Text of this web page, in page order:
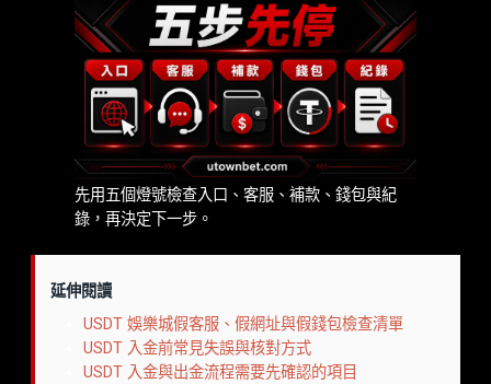
先用五個燈號檢查入口、客服、補款、錢包與紀
錄，再決定下一步。
延伸閱讀
USDT 娛樂城假客服、假網址與假錢包檢查清單
USDT 入金前常見失誤與核對方式
USDT 入金與出金流程需要先確認的項目